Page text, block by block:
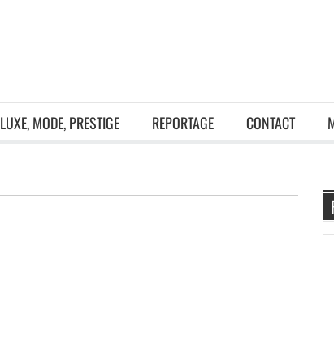
LUXE, MODE, PRESTIGE REPORTAGE CONTACT